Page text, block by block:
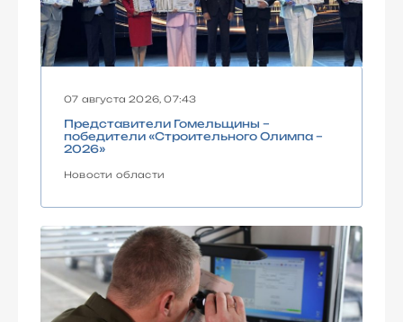
07 августа 2026, 07:43
Представители Гомельщины –
победители «Строительного Олимпа –
2026»
Новости области